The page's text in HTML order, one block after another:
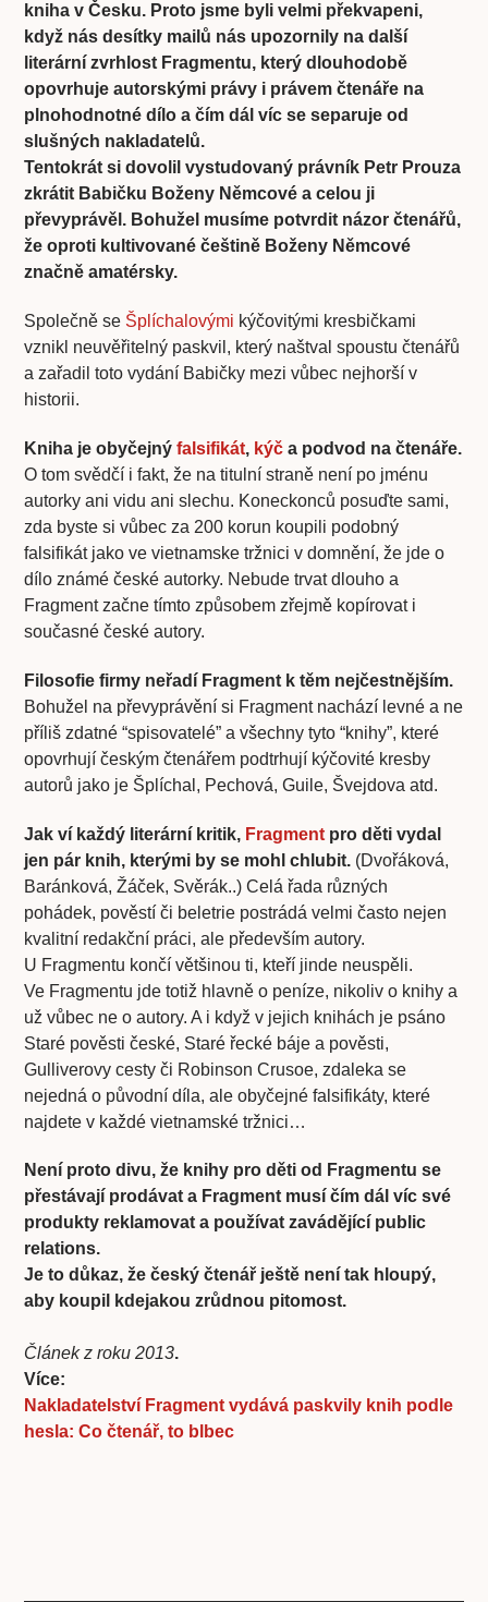
kniha v Česku. Proto jsme byli velmi překvapeni,
když nás desítky mailů nás upozornily na další
literární zvrhlost Fragmentu, který dlouhodobě
opovrhuje autorskými právy i právem čtenáře na
plnohodnotné dílo a čím dál víc se separuje od
slušných nakladatelů.
Tentokrát si dovolil vystudovaný právník Petr Prouza
zkrátit Babičku Boženy Němcové a celou ji
převyprávěl. Bohužel musíme potvrdit názor čtenářů,
že oproti kultivované češtině Boženy Němcové
značně amatérsky.
Společně se Šplíchalovými kýčovitými kresbičkami
vznikl neuvěřitelný paskvil, který naštval spoustu čtenářů
a zařadil toto vydání Babičky mezi vůbec nejhorší v
historii.
Kniha je obyčejnýfalsifikát, kýč a podvod na čtenáře.
O tom svědčí i fakt, že na titulní straně není po jménu
autorky ani vidu ani slechu. Koneckonců posuďte sami,
zda byste si vůbec za 200 korun koupili podobný
falsifikát jako ve vietnamske tržnici v domnění, že jde o
dílo známé české autorky. Nebude trvat dlouho a
Fragment začne tímto způsobem zřejmě kopírovat i
současné české autory.
Filosofie firmy neřadí Fragment k těm nejčestnějším.
Bohužel na převyprávění si Fragment nachází levné a ne
příliš zdatné “spisovatelé” a všechny tyto “knihy”, které
opovrhují českým čtenářem podtrhují kýčovité kresby
autorů jako je Šplíchal, Pechová, Guile, Švejdova atd.
Jak ví každý literární kritik, Fragment pro děti vydal
jen pár knih, kterými by se mohl chlubit. (Dvořáková,
Baránková, Žáček, Svěrák..) Celá řada různých
pohádek, pověstí či beletrie postrádá velmi často nejen
kvalitní redakční práci, ale především autory.
U Fragmentu končí většinou ti, kteří jinde neuspěli.
Ve Fragmentu jde totiž hlavně o peníze, nikoliv o knihy a
už vůbec ne o autory. A i když v jejich knihách je psáno
Staré pověsti české, Staré řecké báje a pověsti,
Gulliverovy cesty či Robinson Crusoe, zdaleka se
nejedná o původní díla, ale obyčejné falsifikáty, které
najdete v každé vietnamské tržnici…
Není proto divu, že knihy pro děti od Fragmentu se
přestávají prodávat a Fragment musí čím dál víc své
produkty reklamovat a používat zavádějící public
relations.
Je to důkaz, že český čtenář ještě není tak hloupý,
aby koupil kdejakou zrůdnou pitomost.
Článek z roku 2013.
Více:
Nakladatelství Fragment vydává paskvily knih podle
hesla: Co čtenář, to blbec